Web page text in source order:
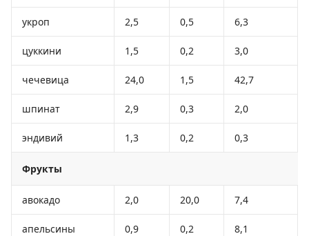
укроп 2,5 0,5 6,3
цуккини 1,5 0,2 3,0
чечевица 24,0 1,5 42,7
шпинат 2,9 0,3 2,0
эндивий 1,3 0,2 0,3
Фрукты
авокадо 2,0 20,0 7,4
апельсины 0,9 0,2 8,1